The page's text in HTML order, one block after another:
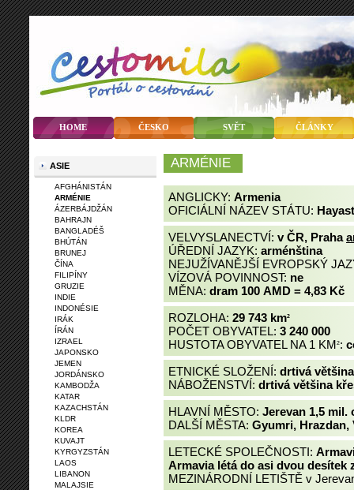
HOME ČESKO SVĚT ČLÁNKY
ARMÉNIE
ANGLICKY: Armenia
OFICIÁLNÍ NÁZEV STÁTU:
VELVYSLANECTVÍ: v ČR, Praha
ÚŘEDNÍ JAZYK: arménština
NEJUŽÍVANĚJŠÍ EVROPSKÝ
VÍZOVÁ POVINNOST: ne
MĚNA: dram 100 AMD = 4,83 Kč
ROZLOHA: 29 743 km2
POČET OBYVATEL: 3 240 000
HUSTOTA OBYVATEL NA 1 KM2:
ETNICKÉ SLOŽENÍ: drtivá
NÁBOŽENSTVÍ: drtivá většina
HLAVNÍ MĚSTO: Jerevan 1,5 mil.
DALŠÍ MĚSTA: Gyumri, Hrazdan,
LETECKÉ SPOLEČNOSTI:
Armavia létá do asi dvou desítek
MEZINÁRODNÍ LETIŠTĚ v
ASIE
AFGHÁNISTÁN
ARMÉNIE
ÁZERBÁJDŽÁN
BAHRAJN
BANGLADÉŠ
BHÚTÁN
BRUNEJ
ČÍNA
FILIPÍNY
GRUZIE
INDIE
INDONÉSIE
IRÁK
ÍRÁN
IZRAEL
JAPONSKO
JEMEN
JORDÁNSKO
KAMBODŽA
KATAR
KAZACHSTÁN
KLDR
KOREA
KUVAJT
KYRGYZSTÁN
LAOS
LIBANON
MALAJSIE